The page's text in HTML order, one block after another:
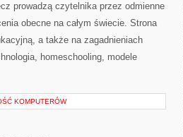
prowadzą czytelnika przez odmienne
obecne na całym świecie. Strona
a także na zagadnieniach
homeschooling, modele
KOMPUTERÓW